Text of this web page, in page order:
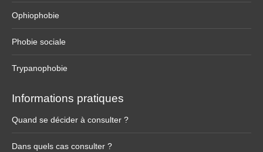
Ophiophobie
Phobie sociale
Trypanophobie
Informations pratiques
Quand se décider à consulter ?
Dans quels cas consulter ?